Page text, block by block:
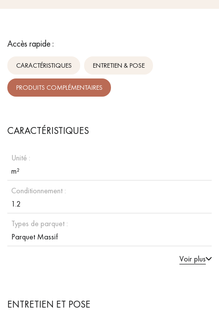
Accès rapide :
CARACTÉRISTIQUES ENTRETIEN & POSE
PRODUITS COMPLÉMENTAIRES
CARACTÉRISTIQUES
Unité :
m²
Conditionnement :
1.2
Types de parquet :
Parquet Massif
Voir plus
ENTRETIEN ET POSE